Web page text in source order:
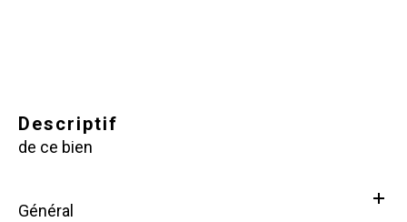
descriptif
de ce bien
Général